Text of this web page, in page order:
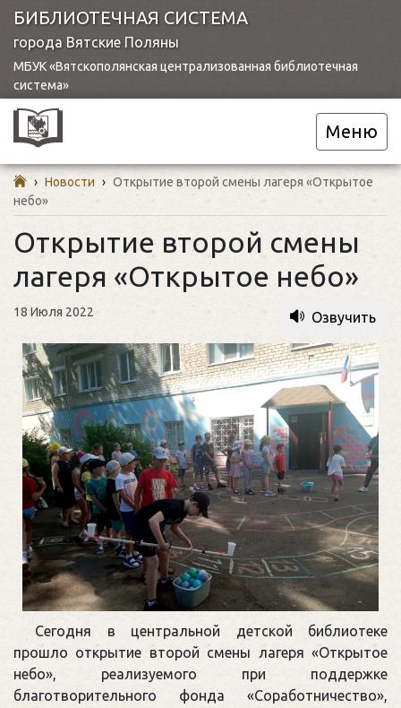
БИБЛИОТЕЧНАЯ СИСТЕМА
города Вятские Поляны
МБУК «Вятскополянская централизованная библиотечная
система»
Меню
› Новости › Открытие второй смены лагеря «Открытое
небо»
Открытие второй смены
лагеря «Открытое небо»
18 Июля 2022 Озвучить
Сегодня в центральной детской библиотеке
прошло открытие второй смены лагеря «Открытое
небо», реализуемого при поддержке
благотворительного фонда «Соработничество»,